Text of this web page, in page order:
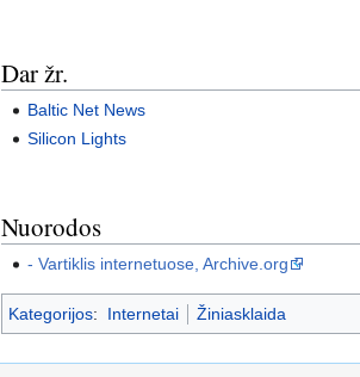
Dar žr.
Baltic Net News
Silicon Lights
Nuorodos
- Vartiklis internetuose, Archive.org
Kategorijos: Internetai Žiniasklaida